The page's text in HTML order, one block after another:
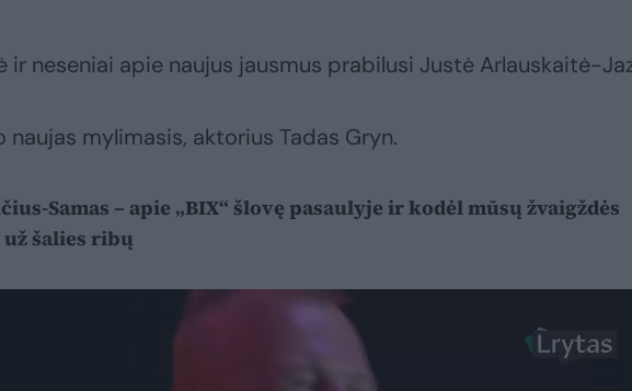
ir neseniai apie naujus jausmus prabilusi Justė Arlauskaitė-
naujas mylimasis, aktorius Tadas Gryn.
Samas – apie „BIX“ šlovę pasaulyje ir kodėl mūsų žvaigždės
šalies ribų